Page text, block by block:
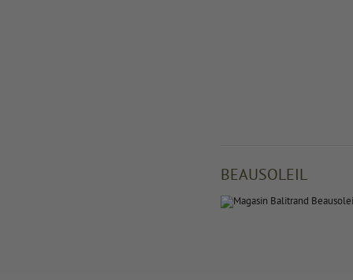
BEAUSOLEIL